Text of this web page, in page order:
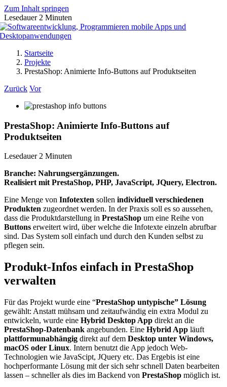
Zum Inhalt springen
Lesedauer 2 Minuten
Startseite
Projekte
PrestaShop: Animierte Info-Buttons auf Produktseiten
Zurück Vor
PrestaShop: Animierte Info-Buttons auf
Produktseiten
Lesedauer 2 Minuten
Branche: Nahrungsergänzungen.
Realisiert mit PrestaShop, PHP, JavaScript, JQuery, Electron.
Eine Menge von Infotexten sollen individuell verschiedenen
Produkten zugeordnet werden. In der Praxis soll es so aussehen,
dass die Produktdarstellung in PrestaShop um eine Reihe von
Buttons erweitert wird, über welche die Infotexte einzeln abrufbar
sind. Das System soll einfach und durch den Kunden selbst zu
pflegen sein.
Produkt-Infos einfach in PrestaShop
verwalten
Für das Projekt wurde eine “PrestaShop untypische” Lösung
gewählt: Anstatt mühsam und zeitaufwändig ein extra Modul zu
entwickeln, wurde eine Hybrid Desktop App direkt an die
PrestaShop-Datenbank angebunden. Eine Hybrid App läuft
plattformunabhängig direkt auf dem Desktop unter Windows,
macOS oder Linux. Intern benutzt die App jedoch Web-
Technologien wie JavaScipt, JQuery etc. Das Ergebis ist eine
hochperformante Lösung mit der sich sehr schnell Daten bearbeiten
lassen – schneller als dies im Backend von PrestaShop möglich ist.